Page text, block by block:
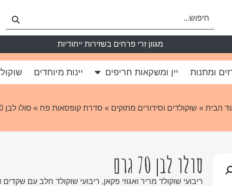
מגוון זרי פרחים בשזירות ייחודיות
ומתנות יין ומשקאות חריפים יינות מיוחדים
הבית » שוקולדים וסידורים מתוקים » סדרת קופסאות פח » סולו לבן 70 גרם
סולו לבן 70 גרם
ריבועי שוקולד מריר ואגוזי פקאן, ריבועי שוקולד חלב עם שקדים